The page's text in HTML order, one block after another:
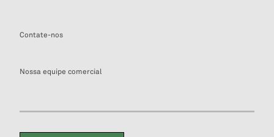
Contate-nos
Nossa equipe comercial